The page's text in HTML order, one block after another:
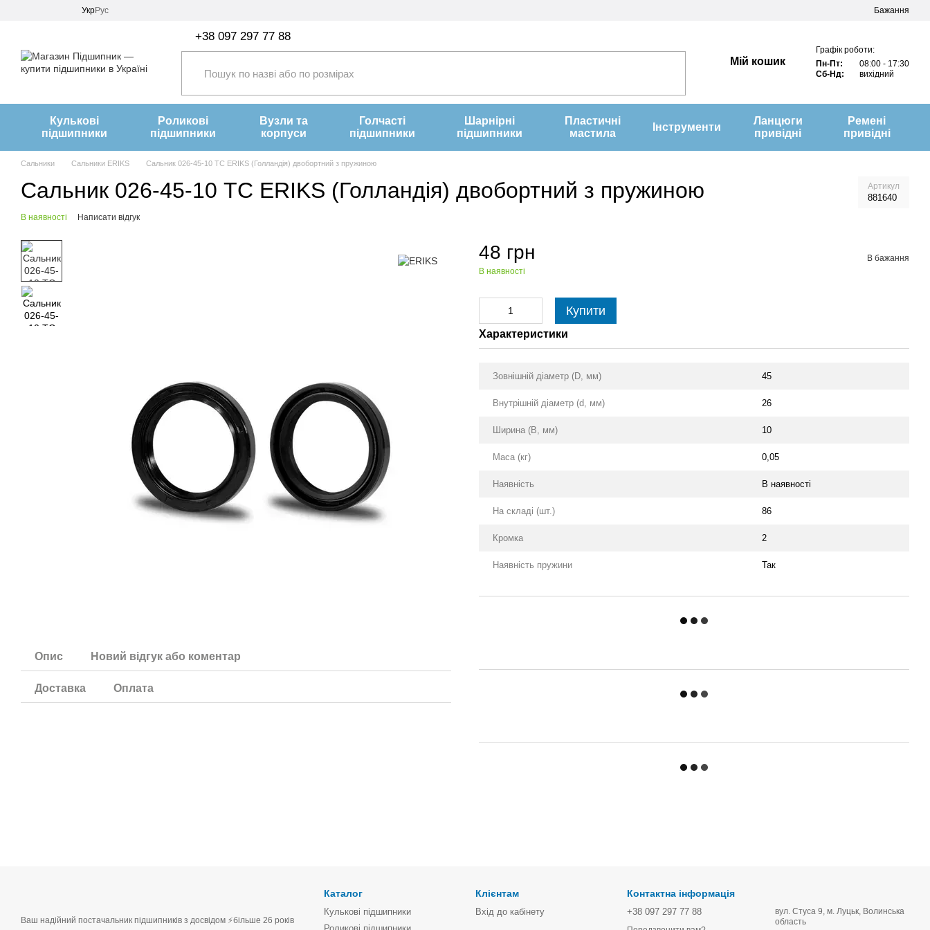
Перейти до основного контенту
УкрРус Бажання
+38 097 297 77 88
Мій кошик
Графік роботи:
Пн-Пт:
08:00 - 17:30
Сб-Нд:
вихідний
Кулькові
підшипники
Роликові
підшипники
Вузли та
корпуси
Голчасті
підшипники
Шарнірні
підшипники
Пластичні
мастила
Інструменти
Ланцюги
привідні
Ремені
привідні
Сальники Сальники ERIKS Сальник 026-45-10 TC ERIKS (Голландія) двобортний з пружиною
Сальник 026-45-10 TC ERIKS (Голландія) двобортний з пружиною Артикул
881640
В наявності Написати відгук
Опис Новий відгук або коментар
Доставка Оплата
48 грн
В наявності
В бажання
Купити
Характеристики
Зовнішній діаметр (D, мм) 45
Внутрішній діаметр (d, мм) 26
Ширина (B, мм) 10
Маса (кг) 0,05
Наявність В наявності
На складі (шт.) 86
Кромка 2
Наявність пружини Так
Ваш надійний постачальник підшипників з досвідом ⚡більше 26 років
Каталог
Кулькові підшипники
Клієнтам
Вхід до кабінету
Контактна інформація
+38 097 297 77 88
вул. Стуса 9, м. Луцьк, Волинська
область